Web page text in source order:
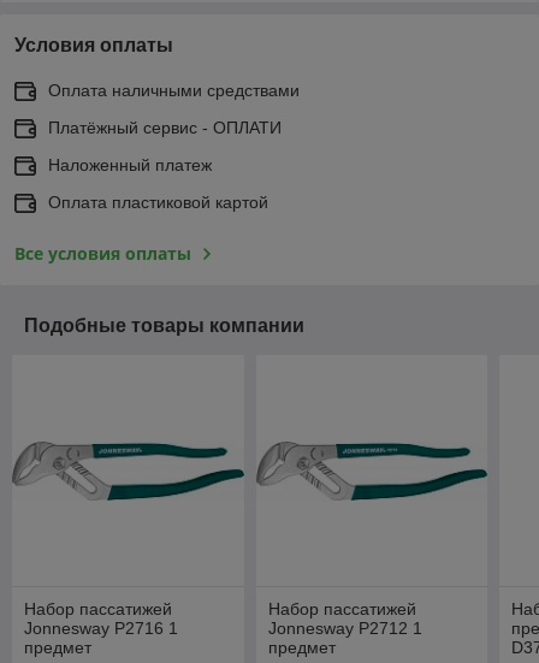
Условия оплаты
Оплата наличными средствами
Платёжный сервис - ОПЛАТИ
Наложенный платеж
Оплата пластиковой картой
Все условия оплаты
Подобные товары компании
Набор пассатижей
Jonnesway P2716 1
предмет
Набор пассатижей
Jonnesway P2712 1
предмет